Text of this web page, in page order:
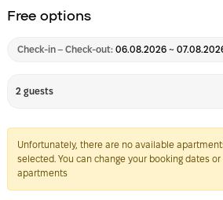
Free options
Check-in – Check-out: 06.08.2026 ~
2 guests
Unfortunately, there are no available
selected. You can change your booking dates
apartments